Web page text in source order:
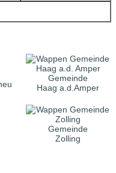
Gemeinde
Haag a.d.Amper
Gemeinde
Zolling